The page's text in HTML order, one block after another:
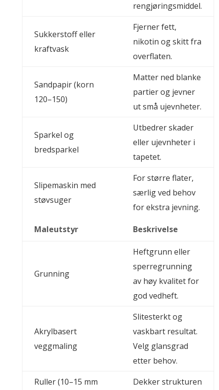
rengjøringsmiddel.
Sukkerstoff eller
kraftvask
Fjerner fett,
nikotin og skitt fra
overflaten.
Sandpapir (korn
120–150)
Matter ned blanke
partier og jevner
ut små ujevnheter.
Sparkel og
bredsparkel
Utbedrer skader
eller ujevnheter i
tapetet.
Slipemaskin med
støvsuger
For større flater,
særlig ved behov
for ekstra jevning.
Maleutstyr Beskrivelse
Grunning
Heftgrunn eller
sperregrunning
av høy kvalitet for
god vedheft.
Akrylbasert
veggmaling
Slitesterkt og
vaskbart resultat.
Velg glansgrad
etter behov.
Ruller (10–15 mm
Dekker strukturen